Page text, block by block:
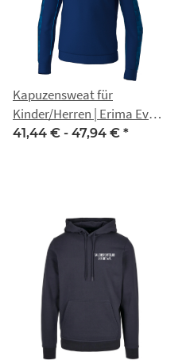
Kapuzensweat für
Kinder/Herren | Erima Evo
Star | new navy/mykonos
41,44 € - 47,94 € *